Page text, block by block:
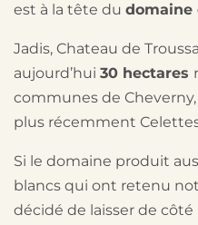
est à la tête dudomaine
Jadis, Chateau de
aujourd’hui30 hectares
communes de
plus récemment
Si le domaine produit
blancs qui ont retenu
décidé de laisser de